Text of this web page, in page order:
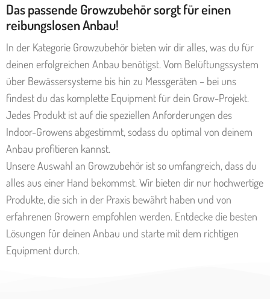
Das passende Growzubehör sorgt für einen
reibungslosen Anbau!
In der Kategorie Growzubehör bieten wir dir alles, was du für
deinen erfolgreichen Anbau benötigst. Vom Belüftungssystem
über Bewässersysteme bis hin zu Messgeräten – bei uns
findest du das komplette Equipment für dein Grow-Projekt.
Jedes Produkt ist auf die speziellen Anforderungen des
Indoor-Growens abgestimmt, sodass du optimal von deinem
Anbau profitieren kannst.
Unsere Auswahl an Growzubehör ist so umfangreich, dass du
alles aus einer Hand bekommst. Wir bieten dir nur hochwertige
Produkte, die sich in der Praxis bewährt haben und von
erfahrenen Growern empfohlen werden. Entdecke die besten
Lösungen für deinen Anbau und starte mit dem richtigen
Equipment durch.